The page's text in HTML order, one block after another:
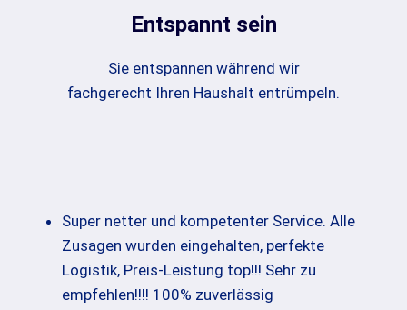
Entspannt sein
Sie entspannen während wir
fachgerecht Ihren Haushalt entrümpeln.
Super netter und kompetenter Service. Alle
Zusagen wurden eingehalten, perfekte
Logistik, Preis-Leistung top!!! Sehr zu
empfehlen!!!! 100% zuverlässig